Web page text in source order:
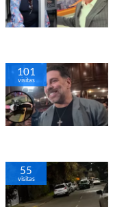
101
visitas
55
visitas